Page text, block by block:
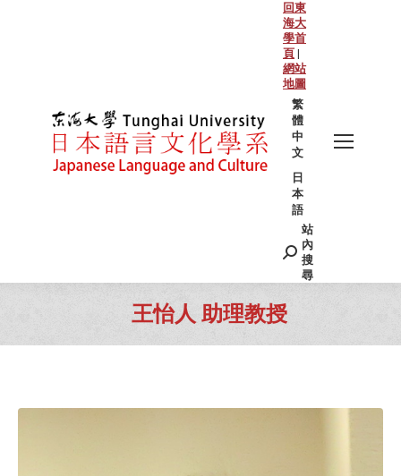
回東
海大
學首
頁 |
網站
地圖
繁
體
中
文
日
本
語
Search:
站
內
搜
尋
王怡人 助理教授
You are here: